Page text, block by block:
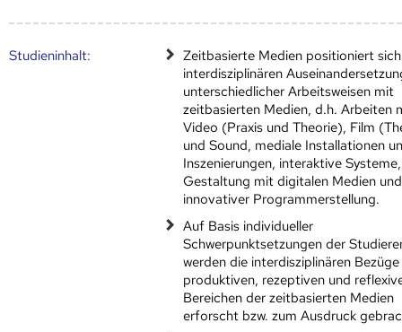
Studien­inhalt:
Zeitbasierte Medien positioniert
interdisziplinären
unterschiedlicher Arbeitsweisen mit
zeitbasierten Medien, d.h. Arbeiten
Video (Praxis und Theorie), Film
und Sound, mediale Installationen
Inszenierungen, interaktive Systeme,
Gestaltung mit digitalen Medien und
innovativer Programmerstellung.
Auf Basis individueller
Schwerpunktsetzungen der
werden die interdisziplinären
produktiven, rezeptiven und
Bereichen der zeitbasierten Medien
erforscht bzw. zum Ausdruck